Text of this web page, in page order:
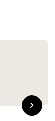
chevron_right